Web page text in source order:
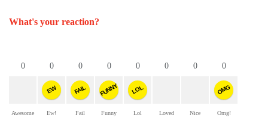
What's your reaction?
0
Awesome
0
EW
Ew!
0
FAIL
Fail
0
FUNNY
Funny
0
LOL
Lol
0
Loved
0
Nice
0
OMG
Omg!